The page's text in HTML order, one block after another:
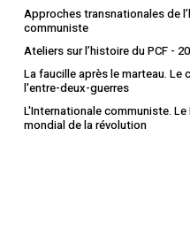
Approches transnationales de
communiste
Ateliers sur l’histoire du PCF -
La faucille après le marteau.
l'entre-deux-guerres
L'Internationale communiste.
mondial de la révolution